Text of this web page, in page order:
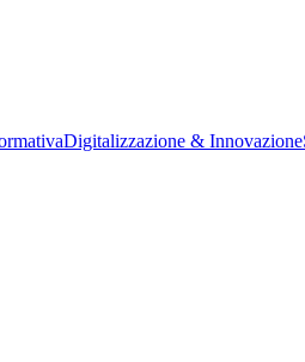
Digitalizzazione & Innovazione